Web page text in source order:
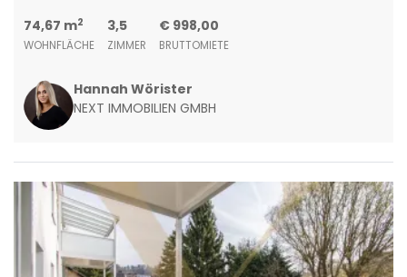
74,67 m2
WOHNFLÄCHE
3,5
ZIMMER
€ 998,00
BRUTTOMIETE
Hannah Wörister
NEXT IMMOBILIEN GMBH